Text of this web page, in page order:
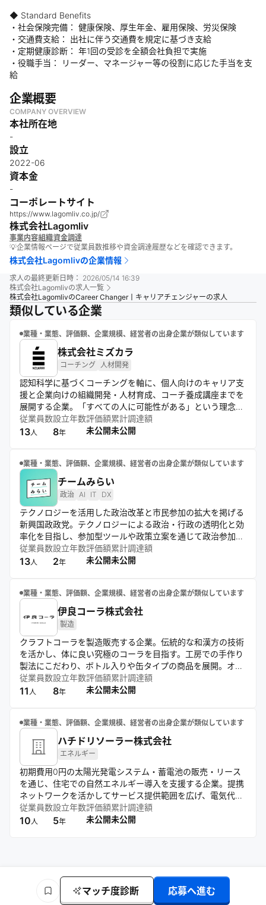
◆ Standard Benefits
・社会保険完備： 健康保険、厚生年金、雇用保険、労災保険
・交通費支給： 出社に伴う交通費を規定に基づき支給
・定期健康診断： 年1回の受診を全額会社負担で実施
・役職手当： リーダー、マネージャー等の役割に応じた手当を支
給
企業概要
COMPANY OVERVIEW
本社所在地
-
設立
2022-06
資本金
-
コーポレートサイト
https://www.lagomliv.co.jp/
株式会社Lagomliv
事業内容組織資金調達
💡企業情報ページで従業員数推移や資金調達履歴などを確認できます。
株式会社Lagomlivの企業情報
求人の最終更新日時： 2026/05/14 16:39
株式会社Lagomlivの求人一覧
株式会社LagomlivのCareer Changer丨キャリアチェンジャーの求人
類似している企業
業種・業態、評価額、企業規模、経営者の出身企業が類似しています
株式会社ミズカラ
コーチング 人材開発
認知科学に基づくコーチングを軸に、個人向けのキャリア支
援と企業向けの組織開発・人材育成、コーチ養成講座までを
展開する企業。「すべての人に可能性がある」という理念の
もと、独自理論を体現しながら個人と組織の可能性を引き出
す支援を行い、主体性ある人生・キャリア形成を促進してい
従業員数
13人
設立年数
8年
評価額
未公開
累計調達額
未公開
業種・業態、評価額、企業規模、経営者の出身企業が類似しています
チームみらい
政治 AI IT DX
テクノロジーを活用した政治改革と市民参加の拡大を掲げる
新興国政政党。テクノロジーによる政治・行政の透明化と効
率化を目指し、参加型ツールや政策立案を通じて政治参加の
敷居を下げ、現場視点の実行力ある改革を追求する。
従業員数
13人
設立年数
2年
評価額
未公開
累計調達額
未公開
業種・業態、評価額、企業規模、経営者の出身企業が類似しています
伊良コーラ株式会社
製造
クラフトコーラを製造販売する企業。伝統的な和漢方の技術
を活かし、体に良い究極のコーラを目指す。工房での手作り
製法にこだわり、ボトル入りや缶タイプの商品を展開。オン
ラインや直営店舗、移動販売車での販売のほか、コンビニや
専門店での取り扱いも。独自のシロップ製造や自販機オーナ
従業員数
11 人
設立年数
8年
評価額
未公開
累計調達額
未公開
業種・業態、評価額、企業規模、経営者の出身企業が類似しています
ハチドリソーラー株式会社
エネルギー
初期費用0円の太陽光発電システム・蓄電池の販売・リース
を通じ、住宅での自然エネルギー導入を支援する企業。提携
ネットワークを活かしてサービス提供範囲を広げ、電気代削
減や災害時の電源確保などの価値を提供し、脱炭素社会の実
現に寄与する。
従業員数
10 人
設立年数
5年
評価額
未公開
累計調達額
未公開
マッチ度診断 応募へ進む